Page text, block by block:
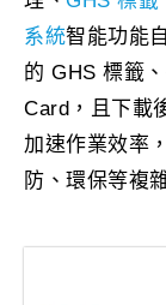
系統智能功能
的 GHS 標籤
Card，且下載
加速作業效率
防、環保等複